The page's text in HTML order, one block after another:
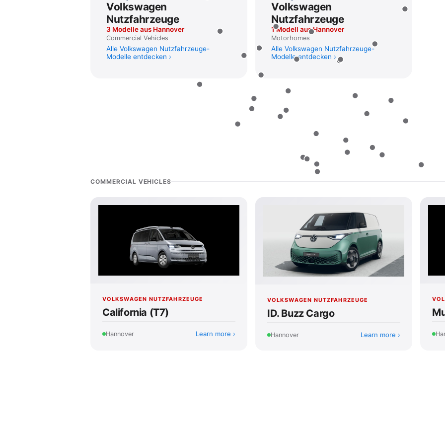
Volkswagen
Nutzfahrzeuge
3 Modelle aus Hannover
Commercial Vehicles
Alle Volkswagen Nutzfahrzeuge-
Modelle entdecken
Volkswagen
Nutzfahrzeuge
1 Modell aus Hannover
Motorhomes
Alle Volkswagen Nutzfahrzeuge-
Modelle entdecken
COMMERCIAL VEHICLES
VOLKSWAGEN NUTZFAHRZEUGE
California (T7)
Hannover Learn more
VOLKSWAGEN NUTZFAHRZEUGE
ID. Buzz Cargo
Hannover Learn more